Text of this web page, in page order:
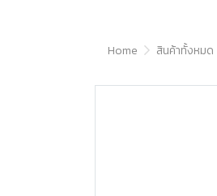
Home สินค้าทั้งหมด